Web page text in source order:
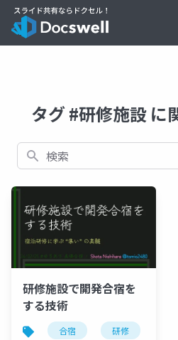
タグ #研修施設 に
検索
研修施設で開発合宿を
する技術
合宿 研修